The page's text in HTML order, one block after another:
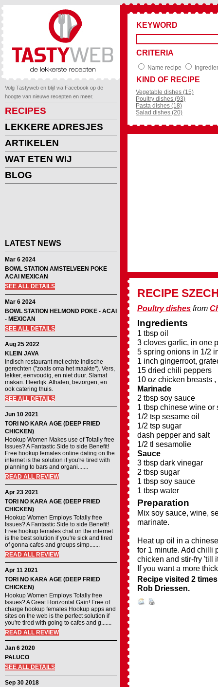
Volg Tastyweb en blijf via Facebook op de
hoogte van nieuwe recepten en meer.
RECIPES
LEKKERE ADRESJES
ARTIKELEN
WAT ETEN WIJ
BLOG
LATEST NEWS
Mar 6 2024
BOWL STATION AMSTELVEEN POKE
ACAI MEXICAN
SEE ALL DETAILS
Mar 6 2024
BOWL STATION HELMOND POKE - ACAI
- MEXICAN
SEE ALL DETAILS
Aug 25 2022
KLEIN JAVA
Indisch restaurant met echte Indische
gerechten ("zoals oma het maakte"). Vers,
lekker, eenvoudig, en niet duur. Slamat
makan. Heerlijk. Afhalen, bezorgen, en
ook catering thuis.
SEE ALL DETAILS
Jun 10 2021
TORI NO KARA AGE (DEEP FRIED
CHICKEN)
Hookup Women Makes use of Totally free
Issues? A Fantastic Side to side Benefit!
Free hookup females online dating on the
internet is the solution if you're tired with
planning to bars and organi.......
READ ALL REVIEW
Apr 23 2021
TORI NO KARA AGE (DEEP FRIED
CHICKEN)
Hookup Women Employs Totally free
Issues? A Fantastic Side to side Benefit!
Free hookup females chat on the internet
is the best solution if you're sick and tired
of gonna cafes and groups simp.......
READ ALL REVIEW
Apr 11 2021
TORI NO KARA AGE (DEEP FRIED
CHICKEN)
Hookup Women Employs Totally free
Issues? A Great Horizontal Gain! Free of
charge hookup females Hookup apps and
sites on the web is the perfect solution if
you're tired with going to cafes and g.......
READ ALL REVIEW
Jan 6 2020
PALUCO
SEE ALL DETAILS
Sep 30 2018
KEYWORD
CRITERIA
Name recipe
KIND OF RECIPE
Vegetable dishes (15)
Poultry dishes (93)
Pasta dishes (18)
Salad dishes (20)
RECIPE
Poultry dishes from
Ingredients
1 tbsp oil
3 cloves garlic, in one
5 spring onions in 1/2
1 inch gingerroot,
15 dried chili peppers
10 oz chicken breasts
Marinade
2 tbsp soy sauce
1 tbsp chinese wine or
1/2 tsp sesame oil
1/2 tsp sugar
dash pepper and salt
1/2 tl sesamolie
Sauce
3 tbsp dark vinegar
2 tbsp sugar
1 tbsp soy sauce
1 tbsp water
Preparation
Mix soy sauce, wine,
marinate.
Heat up oil in a
for 1 minute. Add chilli
chicken and stir-fry 'till
If you want a more
Recipe visited 2
Rob Driessen.